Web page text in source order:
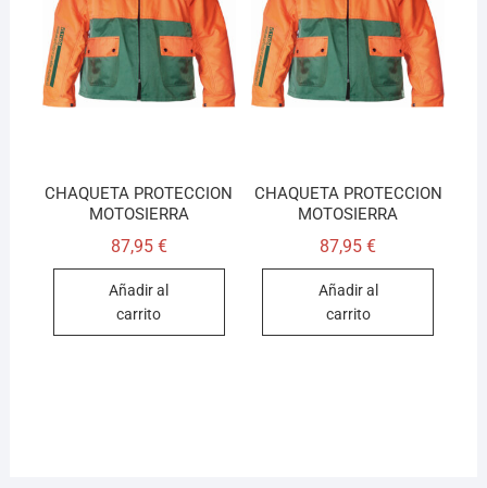
CHAQUETA PROTECCION
MOTOSIERRA
87,95 €
Añadir al
carrito
CHAQUETA PROTECCION
MOTOSIERRA
87,95€
Añadir al
carrito